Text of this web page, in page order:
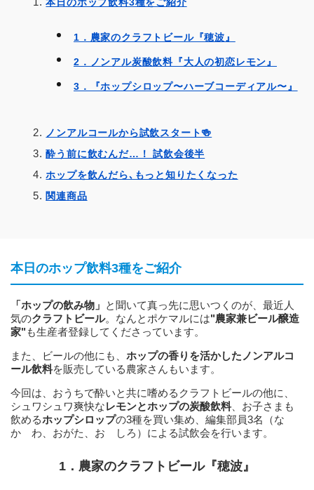
1．農家のクラフトビール『穂波』
2．ノンアル炭酸飲料『大人の初恋レモン』
3．『ホップシロップ〜ハーブコーディアル〜』
ノンアルコールから試飲スタート🍻
酔う前に飲むんだ…！ 試飲会後半
ホップを飲んだら､もっと知りたくなった
関連商品
本日のホップ飲料3種をご紹介
「ホップの飲み物」 と聞いて真っ先に思いつくのが、最近人
気のクラフトビール。なんとポケマルには"農家兼ビール醸造
家" も生産者登録してくださっています。
また、ビールの他にも、 ホップの香りを活かしたノンアルコ
ール飲料を販売している農家さんもいます。
今回は、おうちで酔いと共に嗜めるクラフトビールの他に、
シュワシュワ爽快なレモンとホップの炭酸飲料 、お子さまも
飲めるホップシロップの3種を買い集め、編集部員3名（な
かゞわ、おがた、おゝしろ）による試飲会を行います。
1．農家のクラフトビール『穂波』